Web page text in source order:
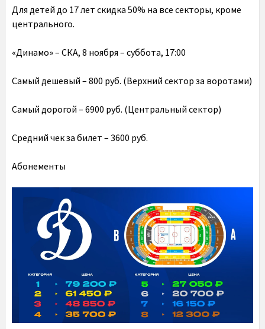
Для детей до 17 лет скидка 50% на все секторы, кроме
центрального.
«Динамо» – СКА, 8 ноября – суббота, 17:00
Самый дешевый – 800 руб. (Верхний сектор за воротами)
Самый дорогой – 6900 руб. (Центральный сектор)
Средний чек за билет – 3600 руб.
Абонементы